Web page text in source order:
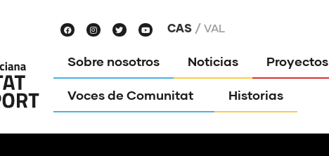
CAS VAL
Sobre nosotros Noticias Proyectos
Voces de Comunitat Historias